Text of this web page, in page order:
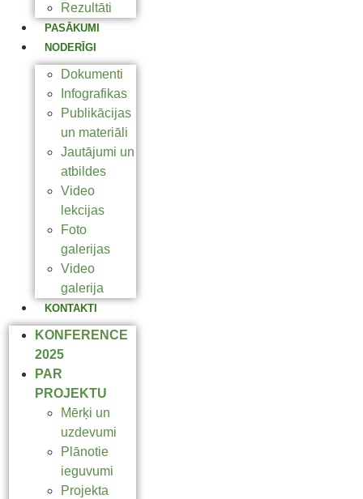
Rezultāti
PASĀKUMI
NODERĪGI
Dokumenti
Infografikas
Publikācijas
un materiāli
Jautājumi un
atbildes
Video
lekcijas
Foto
galerijas
Video
galerija
KONTAKTI
KONFERENCE
2025
PAR
PROJEKTU
Mērķi un
uzdevumi
Plānotie
ieguvumi
Projekta